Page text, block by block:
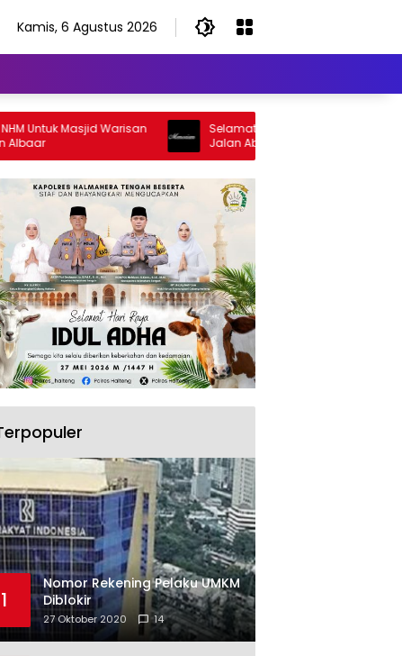
Kamis, 6 Agustus 2026
Masjid Warisan
Selamat Jalan Sang Inspirator, Selamat
Jalan Abangku Yuslam Idris
1
Nomor Rekening Pelaku UMKM
Diblokir
27 Oktober 2020 14